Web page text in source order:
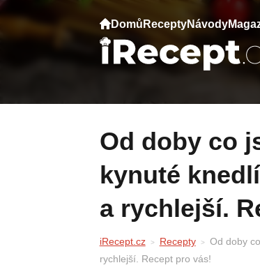
Domů ReceptyNávody
Od doby co jsem našla tenhle recept, už
kynuté
a rychlejší.
iRecept.cz Recepty
Od doby
rychlejší. Recept pro vás!